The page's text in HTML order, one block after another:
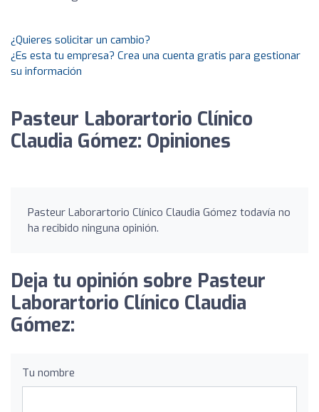
¿Quieres solicitar un cambio?
¿Es esta tu empresa? Crea una cuenta gratis para gestionar
su información
Pasteur Laborartorio Clínico
Claudia Gómez: Opiniones
Pasteur Laborartorio Clínico Claudia Gómez todavía no
ha recibido ninguna opinión.
Deja tu opinión sobre Pasteur
Laborartorio Clínico Claudia
Gómez:
Tu nombre